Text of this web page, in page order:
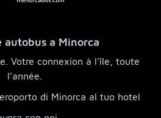
autobus a Minorca
Votre connexion à l’île, toute
l’année.
di Minorca al tuo hotel